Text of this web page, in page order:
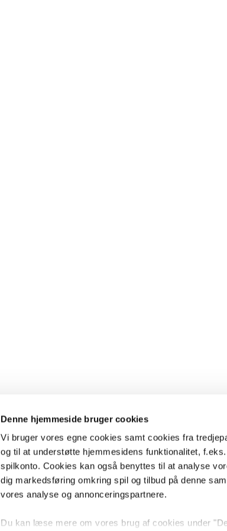
Denne hjemmeside bruger cookies
Vi bruger vores egne cookies samt cookies fra
og til at understøtte hjemmesidens funktionalitet,
spilkonto. Cookies kan også benyttes til at analyse
dig markedsføring omkring spil og tilbud på denne
vores analyse og annonceringspartnere.
Du kan læse mere om vores brug af cookies under